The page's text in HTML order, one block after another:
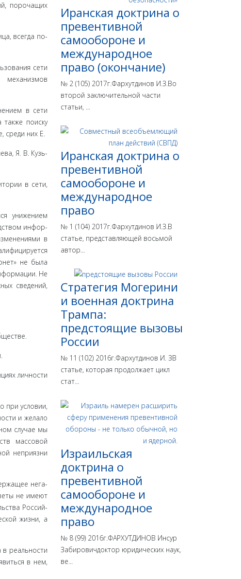
порочащих
всегда по­
сети
механизмов
в сети
поиску
среди них Е.
Я. В. Кузь­
в сети,
унижением
инфор­
в
не была
Не
сведений,
лично­сти
при условии,
и желало
случае мы
массовой
неприязни
нега­
не имеют
Россий­
жизни, а
реально­сти
в нем,
Иранская доктрина о
превентивной
самообороне и
международное
право (окончание)
№ 2 (105) 2017г.Фархутдинов И.З.Во
второй заключительной части
статьи, ...
Иранская доктрина о
превентивной
самообороне и
международное
право
№ 1 (104) 2017г.Фархутдинов И.З.В
статье, представляющей восьмой
автор...
Стратегия Могерини
и военная доктрина
Трампа:
предстоящие вызовы
России
№ 11 (102) 2016г.Фархутдинов И. ЗВ
статье, которая продолжает цикл
стат...
Израильская
доктрина o
превентивной
самообороне и
международное
право
№ 8 (99) 2016г.ФАРХУТДИНОВ Инсур
Забировичдоктор юридических наук,
ве...